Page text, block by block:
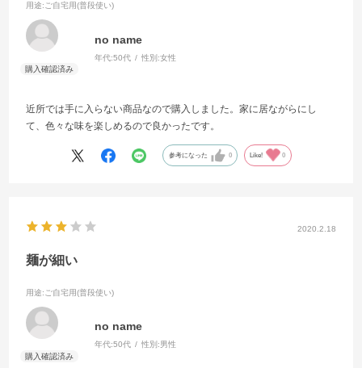
用途:ご自宅用(普段使い)
no name
年代:50代 性別:女性
近所では手に入らない商品なので購入しました。家に居ながらにし
て、色々な味を楽しめるので良かったです。
参考になった 0 Like! 0
2020.2.18
麺が細い
用途:ご自宅用(普段使い)
no name
年代:50代 性別:男性